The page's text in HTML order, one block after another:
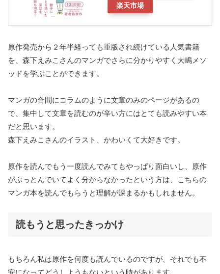
楽天市場
原作発売から２年半経っても重版され続けている人気書籍
を、森下えみこさんのマンガでさらに分かりやすく大嶋メソ
ッドを学ぶことができます。
マンガの合間にコラムのように文章のみのページがあるの
で、集中して文章を読むのが辛い方にはとても読みやすい本
だと思います。
森下えみこさんのイラスト、かわいくて大好きです。
原作を読んでもう一度読んでみてもやっぱり面白いし、原作
がぶっとんでいてよく分からなかったという方は、こちらの
マンガ本を読んでもらうと理解が深まるかもしれません。
読もうと思ったきっかけ
もちろん私は原作を何度も読んでいるのですが、それでも不